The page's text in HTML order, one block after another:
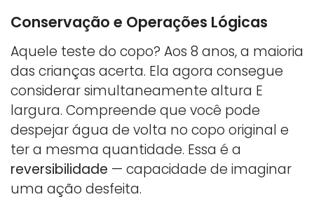
Conservação e Operações Lógicas
Aquele teste do copo? Aos 8 anos, a maioria
das crianças acerta. Ela agora consegue
considerar simultaneamente altura E
largura. Compreende que você pode
despejar água de volta no copo original e
ter a mesma quantidade. Essa é a
reversibilidade — capacidade de imaginar
uma ação desfeita.